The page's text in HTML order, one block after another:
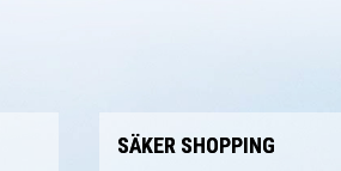
SÄKER SHOPPING